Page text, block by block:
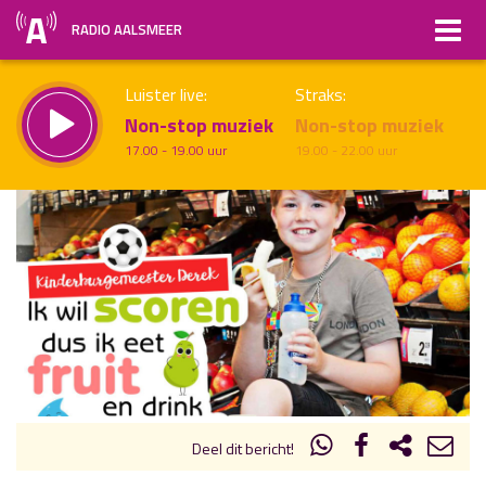
RADIO AALSMEER
Luister live:
Non-stop muziek
17.00 - 19.00 uur
Straks:
Non-stop muziek
19.00 - 22.00 uur
Vorig uur uur 1 van x Volgend uur
Inklappen
Deel dit bericht!